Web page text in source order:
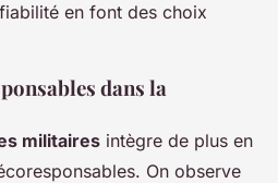
en font des choix
dans la
militaires intègre de plus en
On observe